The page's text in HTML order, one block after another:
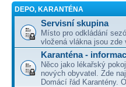
DEPO, KARANTÉNA
Servisní skupina
Místo pro odkládání
vložená vlákna jsou zde
Karanténa -
Něco jako lékařský
nových obyvatel. Zde
Domácí řád Karantény.